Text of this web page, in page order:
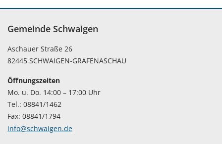
Gemeinde Schwaigen
Aschauer Straße 26
82445 SCHWAIGEN-GRAFENASCHAU
Öffnungszeiten
Mo. u. Do. 14:00 – 17:00 Uhr
Tel.: 08841/1462
Fax: 08841/1794
info@schwaigen.de